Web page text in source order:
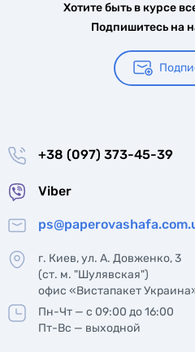
Хотите быть в курсе
Подпишитесь на
+38 (097) 373-45-39
Viber
г. Киев, ул. А. Довженко, 3
(ст. м. "Шулявская")
офис «Вистапакет
Пн-Чт — с 09:00 до 16:00
Пт-Вс — выходной